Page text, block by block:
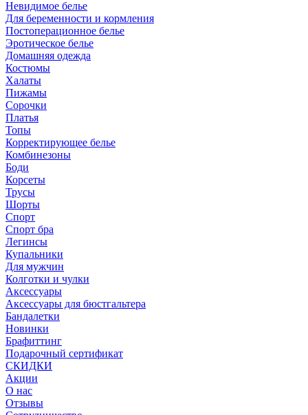
Невидимое белье
Для беременности и кормления
Постоперационное белье
Эротическое белье
Домашняя одежда
Костюмы
Халаты
Пижамы
Сорочки
Платья
Топы
Корректирующее белье
Комбинезоны
Боди
Корсеты
Трусы
Шорты
Спорт
Спорт бра
Легинсы
Купальники
Для мужчин
Колготки и чулки
Аксессуары
Аксессуары для бюстгальтера
Бандалетки
Новинки
Брафиттинг
Подарочный сертификат
СКИДКИ
Акции
О нас
Отзывы